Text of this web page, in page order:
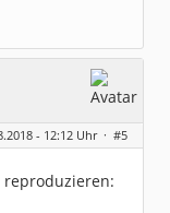
- 12:12 Uhr · #5
reproduzieren: